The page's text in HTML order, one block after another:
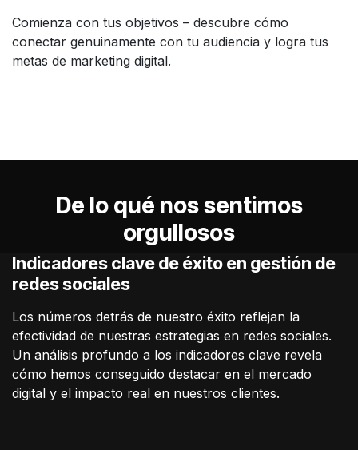
Comienza con tus objetivos – descubre cómo
conectar genuinamente con tu audiencia y logra tus
metas de marketing digital.
De lo qué nos sentimos
orgullosos
Indicadores clave de éxito en gestión de
redes sociales
Los números detrás de nuestro éxito reflejan la
efectividad de nuestras estrategias en redes sociales.
Un análisis profundo a los indicadores clave revela
cómo hemos conseguido destacar en el mercado
digital y el impacto real en nuestros clientes.